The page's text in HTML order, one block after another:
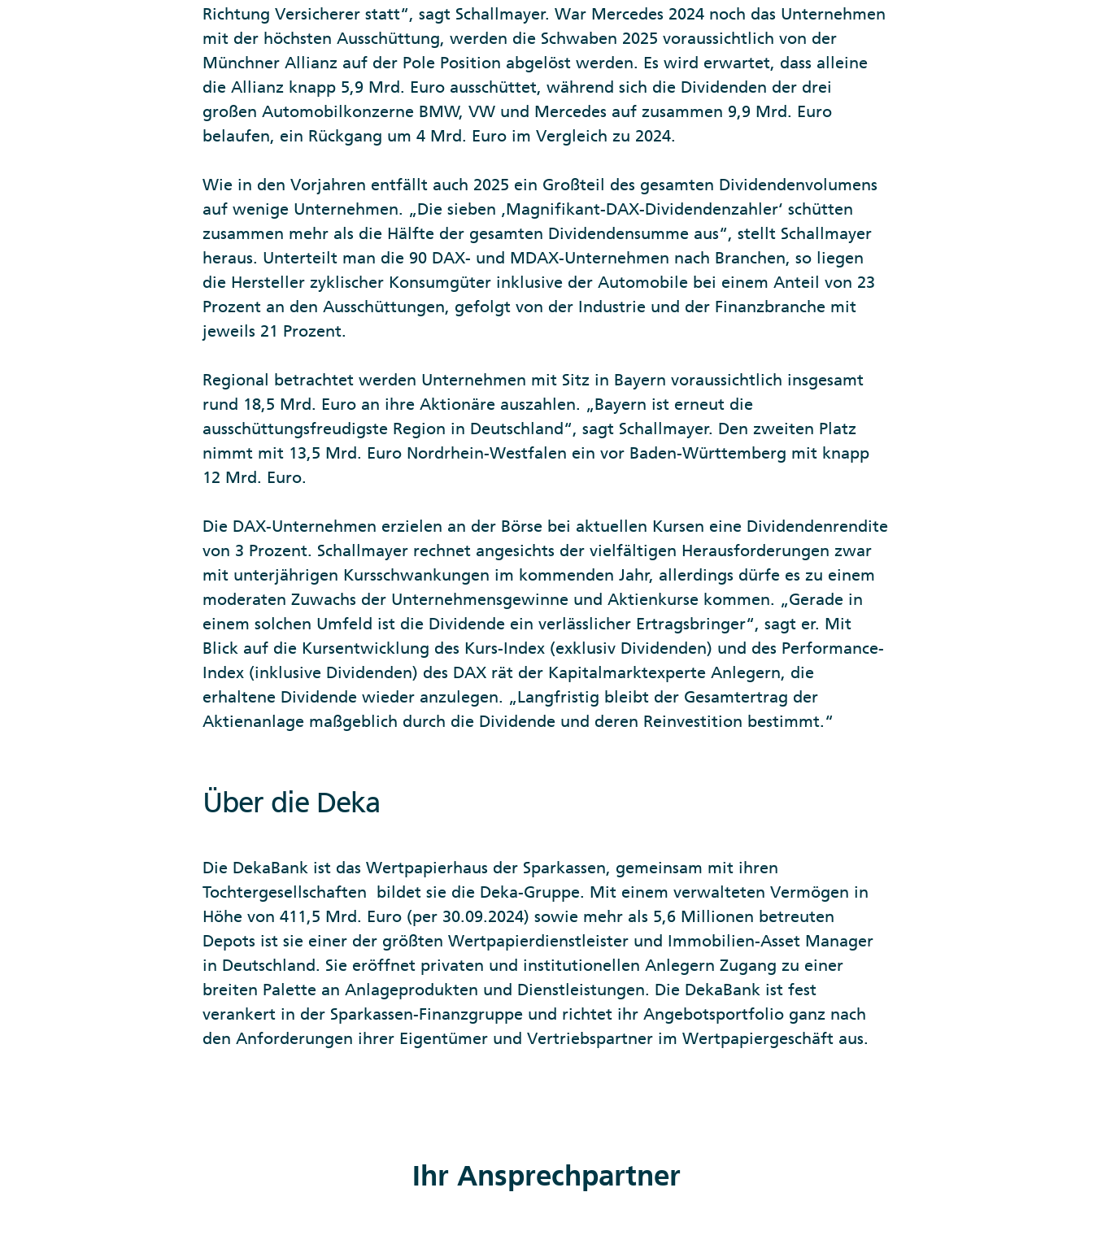
Richtung Versicherer statt“, sagt Schallmayer. War Mercedes 2024 noch das Unternehmen
mit der höchsten Ausschüttung, werden die Schwaben 2025 voraussichtlich von der
Münchner Allianz auf der Pole Position abgelöst werden. Es wird erwartet, dass alleine
die Allianz knapp 5,9 Mrd. Euro ausschüttet, während sich die Dividenden der drei
großen Automobilkonzerne BMW, VW und Mercedes auf zusammen 9,9 Mrd. Euro
belaufen, ein Rückgang um 4 Mrd. Euro im Vergleich zu 2024.
Wie in den Vorjahren entfällt auch 2025 ein Großteil des gesamten Dividendenvolumens
auf wenige Unternehmen. „Die sieben ‚Magnifikant-DAX-Dividendenzahler‘ schütten
zusammen mehr als die Hälfte der gesamten Dividendensumme aus“, stellt Schallmayer
heraus. Unterteilt man die 90 DAX- und MDAX-Unternehmen nach Branchen, so liegen
die Hersteller zyklischer Konsumgüter inklusive der Automobile bei einem Anteil von 23
Prozent an den Ausschüttungen, gefolgt von der Industrie und der Finanzbranche mit
jeweils 21 Prozent.
Regional betrachtet werden Unternehmen mit Sitz in Bayern voraussichtlich insgesamt
rund 18,5 Mrd. Euro an ihre Aktionäre auszahlen. „Bayern ist erneut die
ausschüttungsfreudigste Region in Deutschland“, sagt Schallmayer. Den zweiten Platz
nimmt mit 13,5 Mrd. Euro Nordrhein-Westfalen ein vor Baden-Württemberg mit knapp
12 Mrd. Euro.
Die DAX-Unternehmen erzielen an der Börse bei aktuellen Kursen eine Dividendenrendite
von 3 Prozent. Schallmayer rechnet angesichts der vielfältigen Herausforderungen zwar
mit unterjährigen Kursschwankungen im kommenden Jahr, allerdings dürfe es zu einem
moderaten Zuwachs der Unternehmensgewinne und Aktienkurse kommen. „Gerade in
einem solchen Umfeld ist die Dividende ein verlässlicher Ertragsbringer“, sagt er. Mit
Blick auf die Kursentwicklung des Kurs-Index (exklusiv Dividenden) und des Performance-
Index (inklusive Dividenden) des DAX rät der Kapitalmarktexperte Anlegern, die
erhaltene Dividende wieder anzulegen. „Langfristig bleibt der Gesamtertrag der
Aktienanlage maßgeblich durch die Dividende und deren Reinvestition bestimmt.“
Über die Deka
Die DekaBank ist das Wertpapierhaus der Sparkassen, gemeinsam mit ihren
Tochtergesellschaften bildet sie die Deka-Gruppe. Mit einem verwalteten Vermögen in
Höhe von 411,5 Mrd. Euro (per 30.09.2024) sowie mehr als 5,6 Millionen betreuten
Depots ist sie einer der größten Wertpapierdienstleister und Immobilien-Asset Manager
in Deutschland. Sie eröffnet privaten und institutionellen Anlegern Zugang zu einer
breiten Palette an Anlageprodukten und Dienstleistungen. Die DekaBank ist fest
verankert in der Sparkassen-Finanzgruppe und richtet ihr Angebotsportfolio ganz nach
den Anforderungen ihrer Eigentümer und Vertriebspartner im Wertpapiergeschäft aus.
Ihr Ansprechpartner